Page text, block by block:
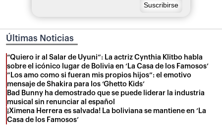
Últimas Noticias
“Quiero ir al Salar de Uyuni”: La actriz Cynthia Klitbo habla
sobre el icónico lugar de Bolivia en ‘La Casa de los Famosos’
”Los amo como si fueran mis propios hijos”: el emotivo
mensaje de Shakira para los ‘Ghetto Kids’
Bad Bunny ha demostrado que se puede liderar la industria
musical sin renunciar al español
¡Ximena Herrera es salvada! La boliviana se mantiene en ‘La
Casa de los Famosos’